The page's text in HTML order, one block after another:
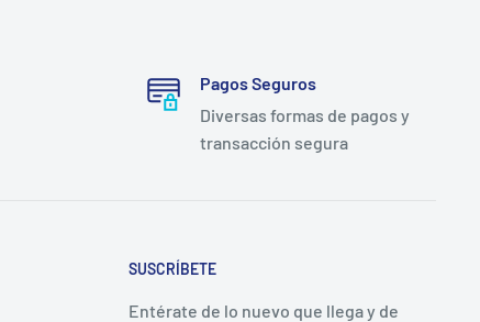
Pagos Seguros
Diversas formas de pagos y
transacción segura
SUSCRÍBETE
Entérate de lo nuevo que llega y de